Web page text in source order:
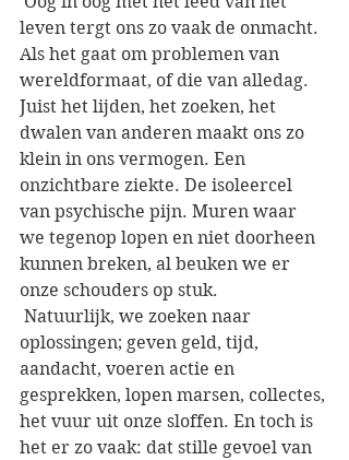
leven tergt ons zo vaak de onmacht.
Als het gaat om problemen van
wereldformaat, of die van alledag.
Juist het lijden, het zoeken, het
dwalen van anderen maakt ons zo
klein in ons vermogen. Een
onzichtbare ziekte. De isoleercel
van psychische pijn. Muren waar
we tegenop lopen en niet doorheen
kunnen breken, al beuken we er
onze schouders op stuk.
oplossingen; geven geld, tijd,
aandacht, voeren actie en
gesprekken, lopen marsen, collectes,
het vuur uit onze sloffen. En toch is
het er zo vaak: dat stille gevoel van